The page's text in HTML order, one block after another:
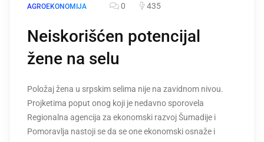
AGROEKONOMIJA 0 435
Neiskorišćen potencijal
žene na selu
Položaj žena u srpskim selima nije na zavidnom nivou.
Projketima poput onog koji je nedavno sporovela
Regionalna agencija za ekonomski razvoj Šumadije i
Pomoravlja nastoji se da se one ekonomski osnaže i